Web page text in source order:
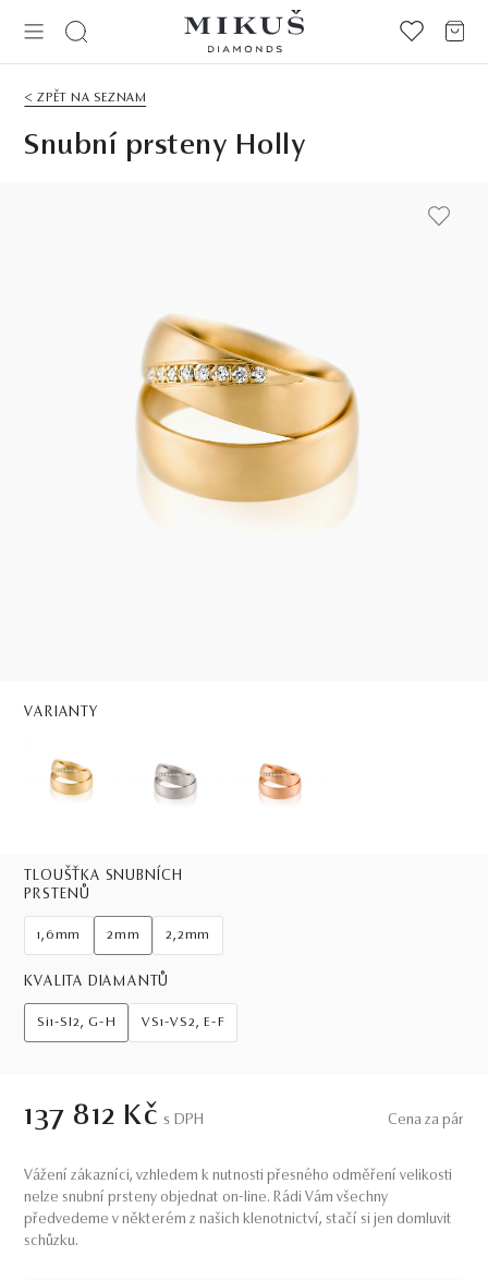
< ZPĚT NA SEZNAM
Snubní prsteny Holly
VARIANTY
TLOUŠŤKA SNUBNÍCH
PRSTENŮ
1,6mm 2mm 2,2mm
KVALITA DIAMANTŮ
Si1-SI2, G-H VS1-VS2, E-F
137 812 Kč S DPH Cena za pár
Vážení zákazníci, vzhledem k nutnosti přesného odměření velikosti
nelze snubní prsteny objednat on-line. Rádi Vám všechny
předvedeme v některém z našich klenotnictví, stačí si jen domluvit
schůzku.